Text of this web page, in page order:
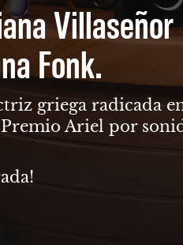
Villaseñor
Fonk.
griega radicada
Ariel por